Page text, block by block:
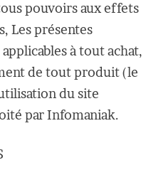
pouvoirs aux effets
Les présentes
à tout achat,
de tout produit (le
du site
par Infomaniak.